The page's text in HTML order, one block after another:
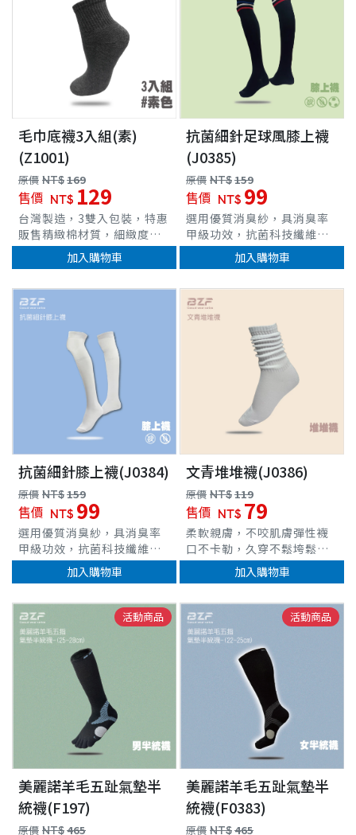
毛巾底襪3入組(素)
(Z1001)
原價 NT$169
售價 NT$ 129
台灣製造，3雙入包裝，特惠
販售精緻棉材質，細緻度
佳，觸感柔順毛巾底高密度
織法，柔軟度、吸震、吸汗
高，減緩運動時帶來的作用
力彈性纖維，完整包覆、伸
加入購物車
抗菌細針足球風膝上襪
(J0385)
原價 NT$159
售價 NT$ 99
選用優質消臭紗，具消臭率
甲級功效，抗菌科技纖維，
質感細緻舒適，耐水洗，滅
菌減少腳臭產生。超彈性纖
加長羅紋襪口設計，不緊
束、不易變形鬆垮。膝上造
型，讓腿部線條更顯修長，
穿搭方便輕鬆打造迷人曲
線。襪身輕著壓繃帶添加，
減緩滑落程度精棉材質，超
細針編織，觸感柔細，穿著
舒適。襪頭專業縫合，舒適
好穿 台灣製造
加入購物車
抗菌細針膝上襪(J0384)
原價 NT$159
售價 NT$ 99
選用優質消臭紗，具消臭率
甲級功效，抗菌科技纖維，
質感細緻舒適，耐水洗，滅
菌減少腳臭產生。超彈性纖
加長羅紋襪口設計，不緊
束、不易變形鬆垮。膝上造
型，讓腿部線條更顯修長，
穿搭方便輕鬆打造迷人曲
線。襪身輕著壓繃帶添加，
減緩滑落程度精棉材質，超
細針編織，觸感柔細，穿著
舒適。襪頭專業縫合，舒適
好穿 台灣製造
加入購物車
文青堆堆襪(J0386)
原價 NT$119
售價 NT$ 79
柔軟親膚，不咬肌膚彈性襪
口不卡勒，久穿不鬆垮鬆軟
堆堆襪筒，可直可堆多變造
型小腿襪長度，可俐落直筒
鞋、樂福、拖鞋各種鞋款都
很百搭
加入購物車
活動商品
美麗諾羊毛五趾氣墊半
統襪(F197)
原價 NT$465
活動商品
美麗諾羊毛五趾氣墊半
統襪(F0383)
原價 NT$465